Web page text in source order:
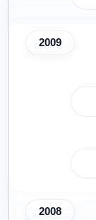
2009
2008